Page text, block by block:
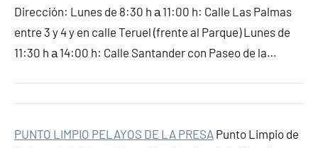
Dirección: Lunes de 8:30 h а 11:00 h: Calle Las Palmas
entre 3 y 4 y en calle Teruel (frente al Parque) Lunes de
11:30 h а 14:00 h: Calle Santander con Paseo de la…
PUNTO LIMPIO PELAYOS DE LA PRESA Punto Limpio de